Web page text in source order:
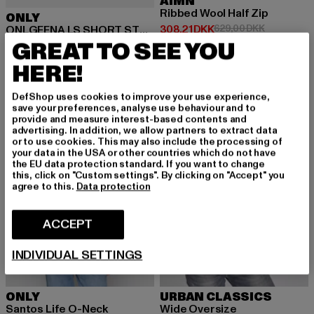
ONLY
ONLGEENA LS SHORT STRIPE
134,52 DKK
Nuværende pris: 134,52 DKK
236,00 DKKKampagnepris: 236,00 DKK
Ribbed Wool Half Zip
308,21 DKK
Nuværende pris: 308,21 DKK
629,00 DKK
-48%
ONLY
Santos Life O-Neck
-26%
URBAN CLASSICS
Wide Oversize
GREAT TO SEE YOU
HERE!
DefShop uses cookies to improve your use experience,
save your preferences, analyse use behaviour and to
provide and measure interest-based contents and
advertising. In addition, we allow partners to extract data
or to use cookies. This may also include the processing of
your data in the USA or other countries which do not have
the EU data protection standard. If you want to change
this, click on "Custom settings". By clicking on "Accept" you
agree to this. Data protection
ACCEPT
INDIVIDUAL SETTINGS